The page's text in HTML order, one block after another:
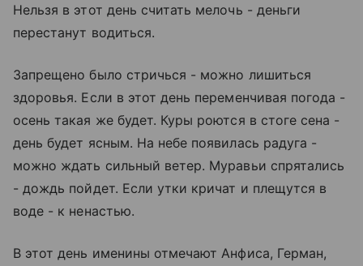
Нельзя в этот день считать мелочь - деньги
перестанут водиться.
Запрещено было стричься - можно лишиться
здоровья. Если в этот день переменчивая погода -
осень такая же будет. Куры роются в стоге сена -
день будет ясным. На небе появилась радуга -
можно ждать сильный ветер. Муравьи спрятались
- дождь пойдет. Если утки кричат и плещутся в
воде - к ненастью.
В этот день именины отмечают Анфиса, Герман,